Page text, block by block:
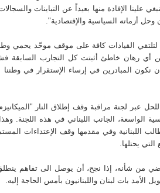
المسار نتمنى أن يستمر
اللبنانية وفي مقدمها
لبنان والإنسحاب
من شأنه، إذا نجح، أن
الهدنة الموقّع عام
بات لبنان واللبنانيون
لقاءات في مركز
في باب الرمل في
ونقابية وأهلية من
والتقى رئيس
التوم على رأس وفد من
على أوضاعهم
ومطالبهم. كما جال
علينا الإفادة منها بعيداً عن التباينات والسجالات
وحل أزماته السياسية والإقتصادية".
القيادات كافة على موقف موحّد يحمي
أي رهان خاطئ أثبتت كل التجارب السابقة
أن نكون المبادرين في إرساء الإستقرار في
عبر لجنة مراقبة وقف إطلاق النار
الواسعة، الجانب اللبناني في هذه اللجنة.
اللبنانية وفي مقدمها وقف الإعتداءات
التي يحتلها.
من شأنه، إذا نجح، أن يوصل الى تفاهم